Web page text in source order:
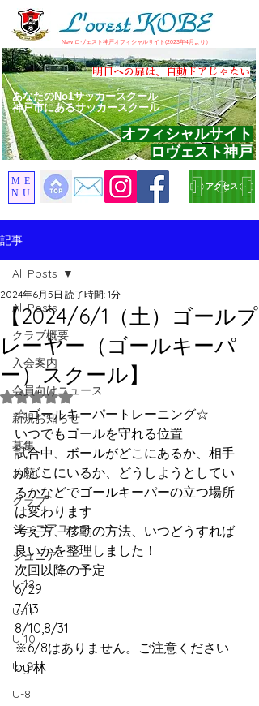
​New ロヴェスト神戸オフィシャルサイト(2023年4月より）
​明日への扉は、自動ドアじゃない
あなたのNo1サッカースクール
神戸市にあるサッカースクール
アクセス
オフィシャルサイト
ロヴェスト神戸
ME
NU
記事
All Posts
クラブ概要
入会案内
会員向けニュース
新規お知らせ
募集
お願い
クラブ
ジュニアユース
ジュニア
U-12
U-11
U-10
U-９
U-8
All Posts
【2024/6/1（土）ゴールプ
レーヤー（ゴールキーパ
ー）スクール】
2024年6月5日 読了時間: 1分
5つ星のうちNaNと評価されています。
☆ゴールキーパートレーニング☆
いつでもゴールを守れる位置
試合中、ボールがどこにあるか、相手
がどこにいるか、どうしようとしてい
るかなどでゴールキーパーの立つ場所
は変わります
考え方、移動の方法、いつどうすれば
良いかを整理しました！
次回以降の予定
6/29
7/13
8/10,8/31
※6/8はありません。ご注意ください
by 林